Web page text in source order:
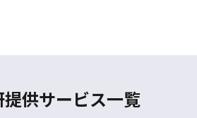
供サービス一覧